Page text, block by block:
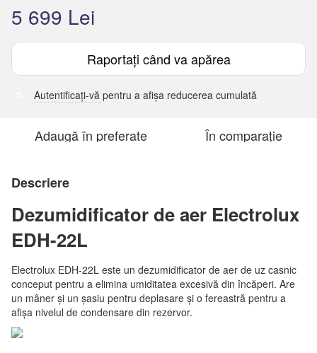
5 699 Lei
Raportați când va apărea
Autentificați-vă pentru a afișa reducerea cumulată
Adaugă în preferate În comparație
Descriere
Dezumidificator de aer Electrolux
EDH-22L
Electrolux EDH-22L este un dezumidificator de aer de uz casnic
conceput pentru a elimina umiditatea excesivă din încăperi. Are
un mâner și un șasiu pentru deplasare și o fereastră pentru a
afișa nivelul de condensare din rezervor.